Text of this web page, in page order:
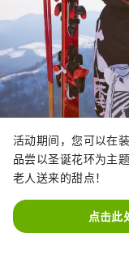
活动期间，您可以在
品尝以圣诞花环为主
老人送来的甜点！
点击此